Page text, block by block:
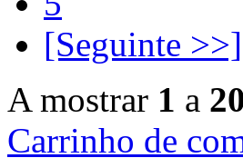
[Seguinte >>]
A mostrar 1 a 20
Carrinho de